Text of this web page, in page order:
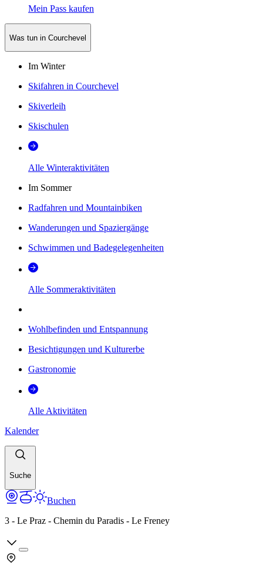
Mein Pass kaufen
Was tun in Courchevel
Im Winter
Skifahren in Courchevel
Skiverleih
Skischulen
Alle Winteraktivitäten
Im Sommer
Radfahren und Mountainbiken
Wanderungen und Spaziergänge
Schwimmen und Badegelegenheiten
Alle Sommeraktivitäten
Wohlbefinden und Entspannung
Besichtigungen und Kulturerbe
Gastronomie
Alle Aktivitäten
Kalender
Suche
Buchen
3 - Le Praz - Chemin du Paradis - Le Freney